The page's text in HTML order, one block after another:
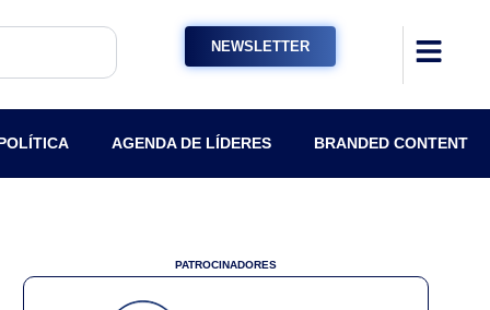
NEWSLETTER
AGENDA DE LÍDERES BRANDED CONTENT
PATROCINADORES